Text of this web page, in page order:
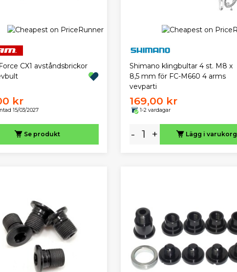
CX1 avståndsbrickor
kr
15/03/2027
Se produkt
Shimano klingbultar 4 st. M8 x
8,5 mm för FC-M660 4 arms
vevparti
169,00 kr
1-2 vardagar
- + Lägg i varukorg